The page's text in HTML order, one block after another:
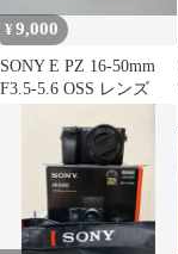
¥9,000
SONY E PZ 16-50mm
F3.5-5.6 OSS レンズ